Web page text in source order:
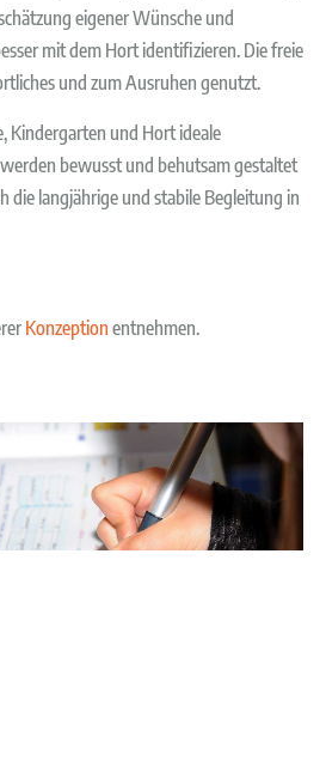
eigener Wünsche und
mit dem Hort identifizieren. Die freie
und zum Ausruhen genutzt.
Kindergarten und Hort ideale
bewusst und behutsam gestaltet
langjährige und stabile Begleitung in
Konzeption entnehmen.